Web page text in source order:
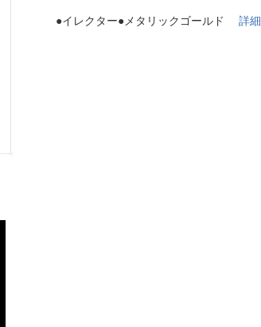
ご利用ガイド
●イレクター●メタリックゴールド詳細